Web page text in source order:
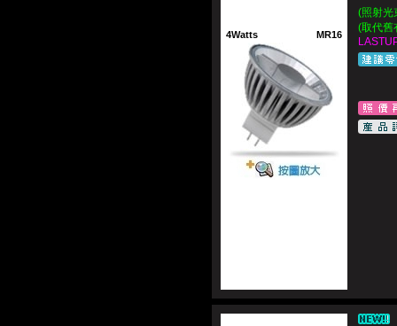
4Watts MR16
(照射光
(取代舊